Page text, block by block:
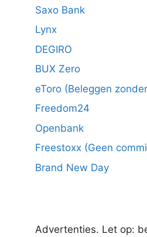
Saxo Bank
Lynx
DEGIRO
BUX Zero
eToro (Beleggen
Freedom24
Openbank
Freestoxx (Geen
Brand New Day
Advertenties. Let op: